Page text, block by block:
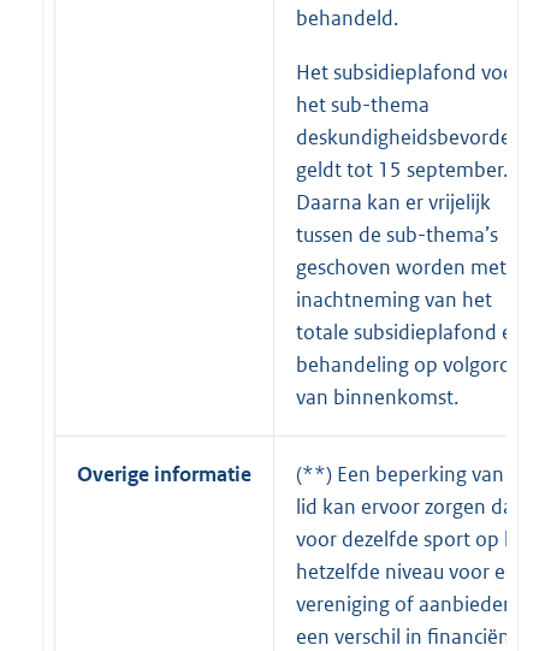
behandeld.
Het subsidieplafond voor
het sub-thema
geldt tot 15 september.
Daarna kan er vrijelijk
tussen de sub-thema’s
geschoven worden met
inachtneming van het
totale subsidieplafond en
behandeling op volgorde
van binnenkomst.
Overige informatie
(**) Een beperking van
lid kan ervoor zorgen dat
voor dezelfde sport op het
hetzelfde niveau voor een
vereniging of aanbieder
een verschil in financiën